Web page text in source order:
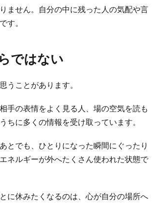
ません。自分の中に残った人の気配や言
す。
ではない
うことがあります。
手の表情をよく見る人、場の空気を読も
ちに多くの情報を受け取っています。
とでも、ひとりになった瞬間にぐったり
ネルギーが外へたくさん使われた状態で
に休みたくなるのは、心が自分の場所へ